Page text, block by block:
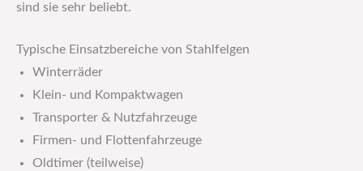
sind sie sehr beliebt.
Typische Einsatzbereiche von Stahlfelgen
Winterräder
Klein- und Kompaktwagen
Transporter & Nutzfahrzeuge
Firmen- und Flottenfahrzeuge
Oldtimer (teilweise)